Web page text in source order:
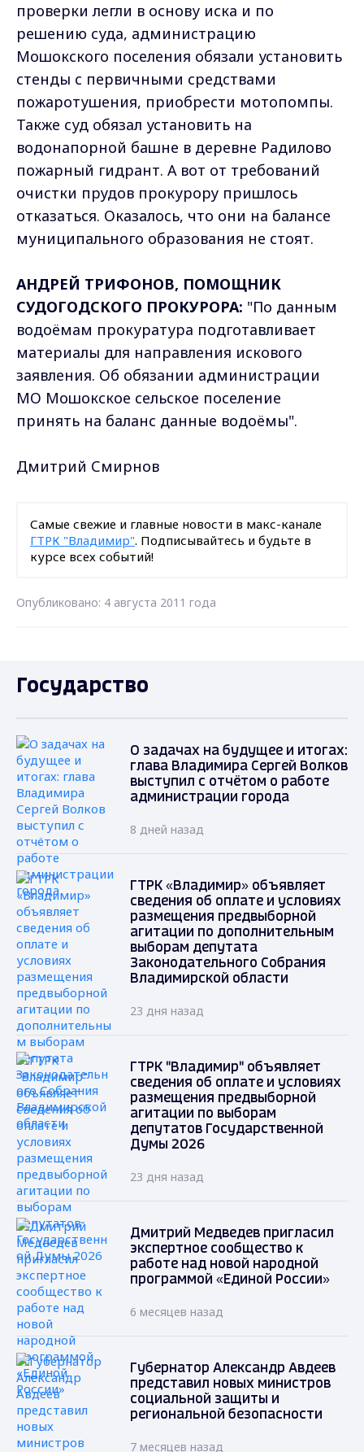
проверки легли в основу иска и по
решению суда, администрацию
Мошокского поселения обязали установить
стенды с первичными средствами
пожаротушения, приобрести мотопомпы.
Также суд обязал установить на
водонапорной башне в деревне Радилово
пожарный гидрант. А вот от требований
очистки прудов прокурору пришлось
отказаться. Оказалось, что они на балансе
муниципального образования не стоят.
АНДРЕЙ ТРИФОНОВ, ПОМОЩНИК
СУДОГОДСКОГО ПРОКУРОРА: "По данным
водоёмам прокуратура подготавливает
материалы для направления искового
заявления. Об обязании администрации
МО Мошокское сельское поселение
принять на баланс данные водоёмы".
Дмитрий Смирнов
Самые свежие и главные новости в макс-канале
ГТРК "Владимир". Подписывайтесь и будьте в
курсе всех событий!
Опубликовано: 4 августа 2011 года
Государство
О задачах на будущее и итогах:
глава Владимира Сергей Волков
выступил с отчётом о работе
администрации города
8 дней назад
ГТРК «Владимир» объявляет
сведения об оплате и условиях
размещения предвыборной
агитации по дополнительным
выборам депутата
Законодательного Собрания
Владимирской области
23 дня назад
ГТРК "Владимир" объявляет
сведения об оплате и условиях
размещения предвыборной
агитации по выборам
депутатов Государственной
Думы 2026
23 дня назад
Дмитрий Медведев пригласил
экспертное сообщество к
работе над новой народной
программой «Единой России»
6 месяцев назад
Губернатор Александр Авдеев
представил новых министров
социальной защиты и
региональной безопасности
7 месяцев назад